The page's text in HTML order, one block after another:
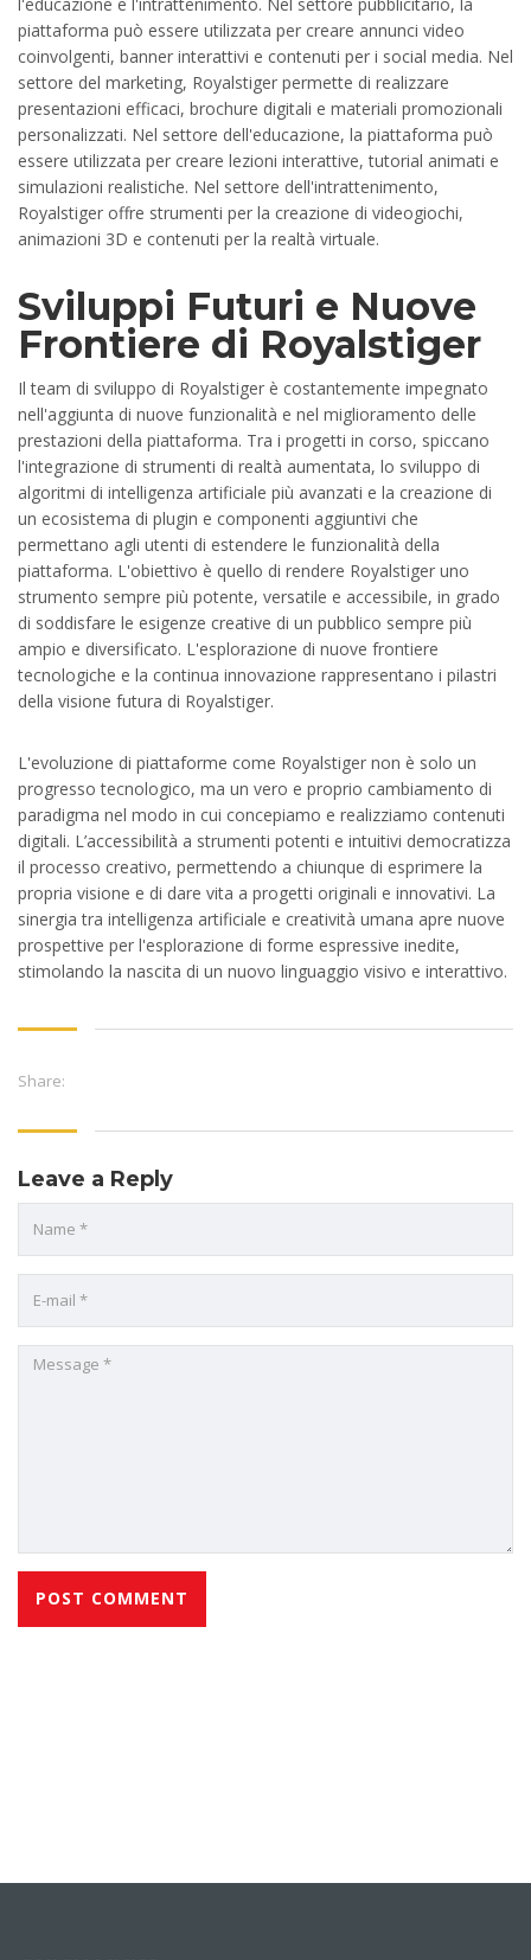
piattaforma può essere utilizzata per creare annunci video
coinvolgenti, banner interattivi e contenuti per i social media. Nel
settore del marketing, Royalstiger permette di realizzare
presentazioni efficaci, brochure digitali e materiali promozionali
personalizzati. Nel settore dell'educazione, la piattaforma può
essere utilizzata per creare lezioni interattive, tutorial animati e
simulazioni realistiche. Nel settore dell'intrattenimento,
Royalstiger offre strumenti per la creazione di videogiochi,
animazioni 3D e contenuti per la realtà virtuale.
Sviluppi Futuri e Nuove
Frontiere di Royalstiger
Il team di sviluppo di Royalstiger è costantemente impegnato
nell'aggiunta di nuove funzionalità e nel miglioramento delle
prestazioni della piattaforma. Tra i progetti in corso, spiccano
l'integrazione di strumenti di realtà aumentata, lo sviluppo di
algoritmi di intelligenza artificiale più avanzati e la creazione di
un ecosistema di plugin e componenti aggiuntivi che
permettano agli utenti di estendere le funzionalità della
piattaforma. L'obiettivo è quello di rendere Royalstiger uno
strumento sempre più potente, versatile e accessibile, in grado
di soddisfare le esigenze creative di un pubblico sempre più
ampio e diversificato. L'esplorazione di nuove frontiere
tecnologiche e la continua innovazione rappresentano i pilastri
della visione futura di Royalstiger.
L'evoluzione di piattaforme come Royalstiger non è solo un
progresso tecnologico, ma un vero e proprio cambiamento di
paradigma nel modo in cui concepiamo e realizziamo contenuti
digitali. L’accessibilità a strumenti potenti e intuitivi democratizza
il processo creativo, permettendo a chiunque di esprimere la
propria visione e di dare vita a progetti originali e innovativi. La
sinergia tra intelligenza artificiale e creatività umana apre nuove
prospettive per l'esplorazione di forme espressive inedite,
stimolando la nascita di un nuovo linguaggio visivo e interattivo.
Share:
Leave a Reply